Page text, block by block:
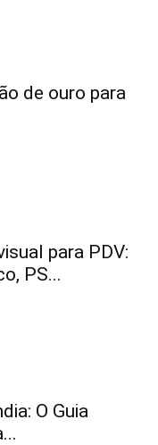
de ouro para
para PDV:
PS...
O Guia